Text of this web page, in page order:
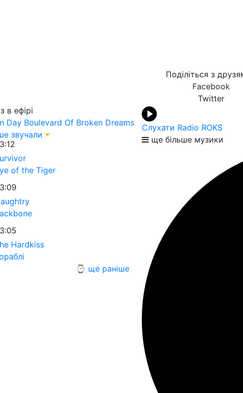
Поділіться з
Facebook
Twitter
в ефірі
Day Boulevard Of Broken Dreams
звучали
of the Tiger
Hardkiss
⌚ ще раніше
Слухати Radio ROKS
ще більше музики